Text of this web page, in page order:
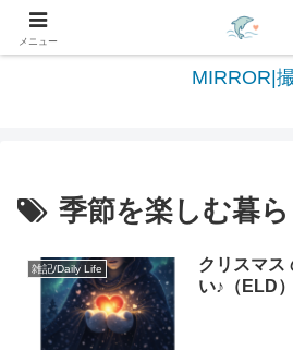
日々を綴る＆写真を切撮る世
MIRROR|
季節を楽しむ暮ら
雑記/Daily Life
クリスマス
い♪（ELD
メニュー